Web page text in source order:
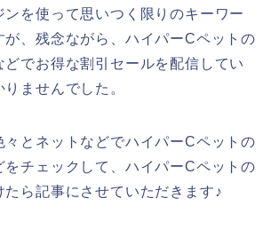
ンを使って思いつく限りのキーワー
が、残念ながら、ハイパーCペットの
どでお得な割引セールを配信してい
ませんでした。
々とネットなどでハイパーCペットの
をチェックして、ハイパーCペットの
たら記事にさせていただきます♪